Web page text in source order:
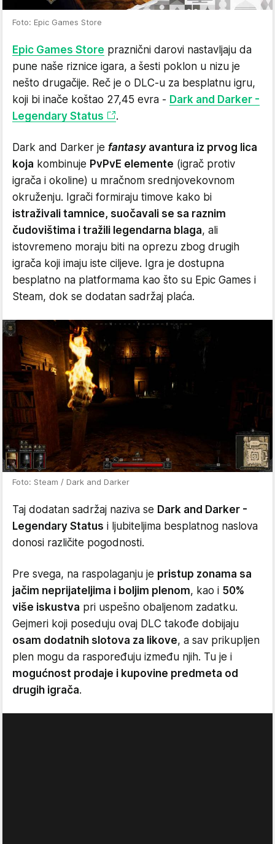
Foto: Epic Games Store
Epic Games Store praznični darovi nastavljaju da
pune naše riznice igara, a šesti poklon u nizu je
nešto drugačije. Reč je o DLC-u za besplatnu igru,
koji bi inače koštao 27,45 evra - Dark and Darker -
Legendary Status
.
Dark and Darker je fantasy avantura iz prvog lica
koja kombinuje PvPvE elemente (igrač protiv
igrača i okoline) u mračnom srednjovekovnom
okruženju. Igrači formiraju timove kako bi
istraživali tamnice, suočavali se sa raznim
čudovištima i tražili legendarna blaga, ali
istovremeno moraju biti na oprezu zbog drugih
igrača koji imaju iste ciljeve. Igra je dostupna
besplatno na platformama kao što su Epic Games i
Steam, dok se dodatan sadržaj plaća.
Foto: Steam / Dark and Darker
Taj dodatan sadržaj naziva se Dark and Darker -
Legendary Status i ljubiteljima besplatnog naslova
donosi različite pogodnosti.
Pre svega, na raspolaganju je pristup zonama sa
jačim neprijateljima i boljim plenom, kao i 50%
više iskustva pri uspešno obaljenom zadatku.
Gejmeri koji poseduju ovaj DLC takođe dobijaju
osam dodatnih slotova za likove, a sav prikupljen
plen mogu da raspoređuju između njih. Tu je i
mogućnost prodaje i kupovine predmeta od
drugih igrača.